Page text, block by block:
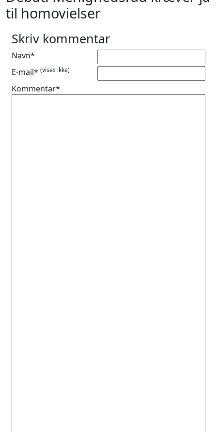
til homovielser
Skriv kommentar
Navn*
E-mail* (vises ikke)
Kommentar*